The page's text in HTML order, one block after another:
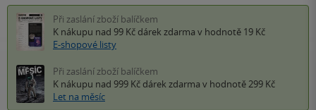
Při zaslání zboží balíčkem
K nákupu nad 99 Kč dárek zdarma v hodnotě 19 Kč
E-shopové listy
Při zaslání zboží balíčkem
K nákupu nad 999 Kč dárek zdarma v hodnotě 299 Kč
Let na měsíc